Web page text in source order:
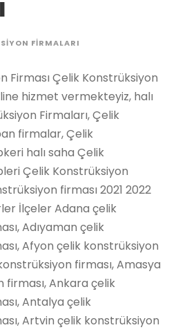
FIRMALARI
firması, Tepebaşı çelik konstrüksiyon firması, Araban çelik konstrüksiyon firması, İslahiye çelik konstrüksiyon firması, Karkamış çelik konstrüksiyon firması, Nizip çelik konstrüksiyon firması, Nurdağı çelik konstrüksiyon firması, Oğuzeli çelik konstrüksiyon firması, Şahinbey çelik konstrüksiyon firması, Şehitkamil çelik konstrüksiyon firması, Yavuzeli çelik konstrüksiyon firması, Alucra çelik konstrüksiyon firması, Bulancak çelik konstrüksiyon firması, Çamoluk çelik konstrüksiyon firması, Çanakçı çelik konstrüksiyon firması, Dereli çelik konstrüksiyon firması, Doğankent çelik konstrüksiyon firması, Espiye çelik konstrüksiyon firması, Eynesil çelik konstrüksiyon firması, Giresun Merkez çelik konstrüksiyon firması, Görele çelik konstrüksiyon firması, Güce çelik konstrüksiyon firması, Keşap çelik konstrüksiyon firması, Piraziz çelik konstrüksiyon firması, Şebinkarahisar çelik konstrüksiyon firması, Tirebolu çelik konstrüksiyon firması, Yağlıdere çelik konstrüksiyon firması, Gümüşhane Merkez çelik konstrüksiyon firması, Kelkit çelik konstrüksiyon firması, Köse çelik konstrüksiyon firması, Kürtün çelik konstrüksiyon firması, Şiran çelik konstrüksiyon firması, Torul çelik konstrüksiyon firması, Çukurca çelik konstrüksiyon firması, Hakkari Merkez çelik konstrüksiyon firması, Şemdinli çelik konstrüksiyon firması, Yüksekova çelik konstrüksiyon firması, Altınözü çelik konstrüksiyon firması, Belen çelik konstrüksiyon firması, Dörtyol çelik konstrüksiyon firması, Erzin çelik konstrüksiyon firması, Hassa çelik konstrüksiyon firması, Hatay Merkez çelik konstrüksiyon firması, İskenderun çelik konstrüksiyon firması, Kırıkhan çelik konstrüksiyon firması, Kumlu çelik konstrüksiyon firması, Reyhanlı çelik konstrüksiyon firması, Samandağ çelik konstrüksiyon firması, Yayladağı çelik konstrüksiyon firması, Aksu / Isparta çelik konstrüksiyon firması, Atabey çelik konstrüksiyon firması, Eğirdir çelik konstrüksiyon firması, Gelendost çelik konstrüksiyon firması, Gönen / Isparta çelik konstrüksiyon firması, Isparta Merkez çelik konstrüksiyon firması, Keçiborlu çelik konstrüksiyon firması, Senirkent çelik konstrüksiyon firması, Sütçüler çelik konstrüksiyon firması, Şarkikaraağaç çelik konstrüksiyon firması, Uluborlu çelik konstrüksiyon firması, Yalvaç çelik konstrüksiyon firması, Yenişarbademli çelik konstrüksiyon firması, Akdeniz çelik konstrüksiyon firması, Anamur çelik konstrüksiyon firması, Aydıncık / Mersin çelik konstrüksiyon firması, Bafra çelik konstrüksiyon firması, Canik çelik konstrüksiyon firması, Çarşamba çelik konstrüksiyon firması, Havza çelik konstrüksiyon firması, İlkadım çelik konstrüksiyon firması, Kavak çelik konstrüksiyon firması, Ladik çelik konstrüksiyon firması, Ondokuzmayıs çelik konstrüksiyon firması, Salıpazarı çelik konstrüksiyon firması, Tekkeköy çelik konstrüksiyon firması, Terme çelik konstrüksiyon firması, Vezirköprü çelik konstrüksiyon firması, Yakakent çelik konstrüksiyon firması, Aydınlar çelik konstrüksiyon firması, Baykan çelik konstrüksiyon firması, Eruh çelik konstrüksiyon firması, Kurtalan çelik konstrüksiyon firması, Pervari çelik konstrüksiyon firması, Siirt Merkez çelik konstrüksiyon firması, Şirvan çelik konstrüksiyon firması, Ayancık çelik konstrüksiyon firması, Boyabat çelik konstrüksiyon firması, Dikmen çelik konstrüksiyon firması, Durağan çelik konstrüksiyon firması, Erfelek çelik konstrüksiyon firması, Gerze çelik konstrüksiyon firması, Saraydüzü çelik konstrüksiyon firması, Sinop Merkez çelik konstrüksiyon firması, Türkeli çelik konstrüksiyon firması, Akıncılar çelik konstrüksiyon firması, Altınyayla / Sivas çelik konstrüksiyon firması, Divriği çelik konstrüksiyon firması, Doğanşar çelik konstrüksiyon firması, Gemerek çelik konstrüksiyon firması, Gölova çelik konstrüksiyon firması, Gürün çelik konstrüksiyon firması, Hafik çelik konstrüksiyon firması, İmranlı çelik konstrüksiyon firması, Kangal çelik konstrüksiyon firması, Koyulhisar çelik konstrüksiyon firması, Sivas Merkez çelik konstrüksiyon firması, Suşehri çelik konstrüksiyon firması, Şarkışla çelik konstrüksiyon firması, Ulaş çelik konstrüksiyon firması, Yıldızeli çelik konstrüksiyon firması, Zara çelik konstrüksiyon firması, Çerkezköy çelik konstrüksiyon firması, Çorlu çelik konstrüksiyon firması, Hayrabolu çelik konstrüksiyon firması, Malkara çelik konstrüksiyon firması, Marmaraereğlisi çelik konstrüksiyon firması, Muratlı çelik konstrüksiyon firması, Saray / Tekirdağ çelik konstrüksiyon firması, Şarköy çelik konstrüksiyon firması, Tekirdağ Merkez çelik konstrüksiyon firması, Almus çelik konstrüksiyon firması, Artova çelik konstrüksiyon firması, Başçiftlik çelik konstrüksiyon firması, Erbaa çelik konstrüksiyon firması, Niksar çelik konstrüksiyon firması, Pazar / Tokat çelik konstrüksiyon firması, Reşadiye çelik konstrüksiyon firması, Sulusaray çelik konstrüksiyon firması, Tokat Merkez çelik konstrüksiyon firması, Turhal çelik konstrüksiyon firması, Siyahyurt / Tokat çelik konstrüksiyon firması, Zile çelik konstrüksiyon firması, Akçaabat çelik konstrüksiyon firması, Araklı çelik konstrüksiyon firması, Arsin çelik konstrüksiyon firması, Beşikdüzü çelik konstrüksiyon firması, Çarşıbaşı çelik konstrüksiyon firması, Çaykara çelik konstrüksiyon firması, Dernekpazarı çelik konstrüksiyon firması, Düzköy çelik konstrüksiyon firması, Hayrat çelik konstrüksiyon firması, Köprübaşı / Trabzon çelik konstrüksiyon firması, Maçka çelik konstrüksiyon firması, Of çelik konstrüksiyon firması, Sürmene çelik konstrüksiyon firması, Şalpazarı çelik konstrüksiyon firması, Tonya çelik konstrüksiyon firması, Trabzon Merkez çelik konstrüksiyon firması, Vakfıkebir çelik konstrüksiyon firması, Yomra çelik konstrüksiyon firması, Çemişgezek çelik konstrüksiyon firması, Hozat çelik konstrüksiyon firması, Mazgirt çelik konstrüksiyon firması, Nazımiye çelik konstrüksiyon firması, Ovacık / Tunceli çelik konstrüksiyon firması, Pertek çelik konstrüksiyon firması, Pülümür çelik konstrüksiyon firması,